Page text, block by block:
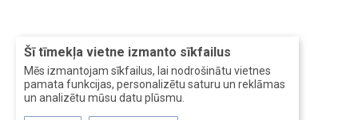
Šī tīmekļa vietne izmanto sīkfailus
Mēs izmantojam sīkfailus, lai nodrošinātu vietnes
pamata funkcijas, personalizētu saturu un reklāmas
un analizētu mūsu datu plūsmu.